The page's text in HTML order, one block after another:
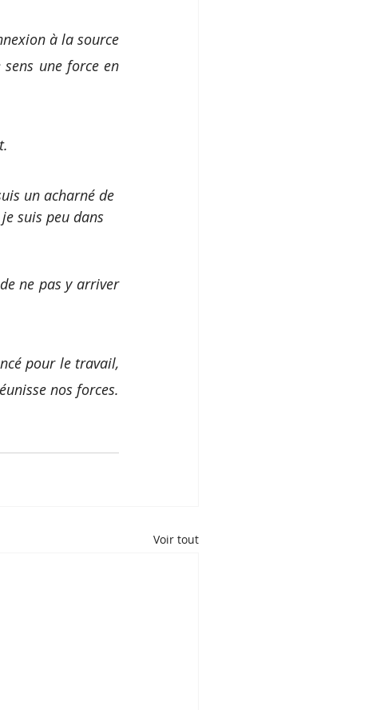
à la source
sens une force en
un acharné de
suis peu dans
ne pas y arriver
pour le travail,
nos forces.
Voir tout